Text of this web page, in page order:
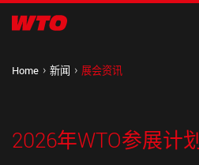
Home 新闻 展会资讯
2026年WTO参展计划